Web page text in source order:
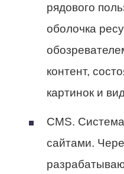
рядового
оболочка
контент,
картинок и
CMS.
сайтами.